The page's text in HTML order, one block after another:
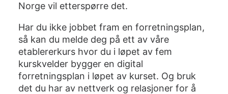
Norge vil etterspørre det.
Har du ikke jobbet fram en forretningsplan,
så kan du melde deg på ett av våre
etablererkurs hvor du i løpet av fem
kurskvelder bygger en digital
forretningsplan i løpet av kurset. Og bruk
det du har av nettverk og relasjoner for å